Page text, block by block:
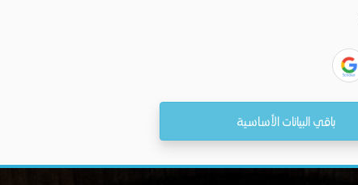
باقي البيانات الأساسية